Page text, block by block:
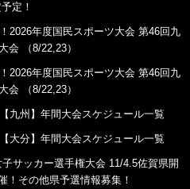
定！
2026年度国民スポーツ大会 第46回九
会 （8/22,23）
2026年度国民スポーツ大会 第46回九
会 （8/22,23）
九州】年間大会スケジュール一覧
大分】年間大会スケジュール一覧
サッカー選手権大会 11/4.5佐賀県開
その他県予選情報募集！